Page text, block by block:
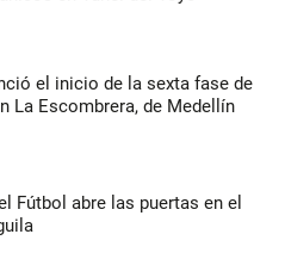
el inicio de la sexta fase de
La Escombrera, de Medellín
Fútbol abre las puertas en el